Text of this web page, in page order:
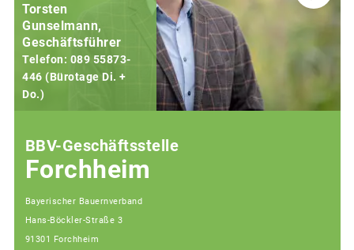
Torsten
Gunselmann,
Geschäftsführer
Telefon: 089 55873-
446 (Bürotage Di. +
Do.)
BBV-Geschäftsstelle
Forchheim
Bayerischer Bauernverband
Hans-Böckler-Straße 3
91301 Forchheim